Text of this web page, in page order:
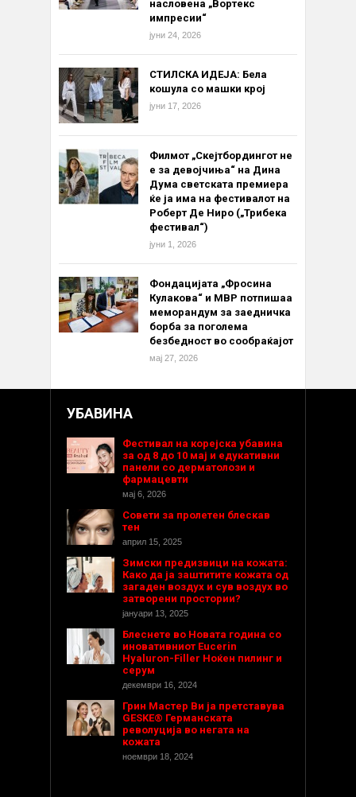
насловена „Вортекс
импресии“
јуни 24, 2026
СТИЛСКА ИДЕЈА: Бела
кошула со машки крој
јуни 17, 2026
Филмот „Скејтбордингот не
е за девојчиња“ на Дина
Дума светската премиера
ќе ја има на фестивалот на
Роберт Де Ниро („Трибека
фестивал“)
јуни 1, 2026
Фондацијата „Фросина
Кулакова“ и МВР потпишаа
меморандум за заедничка
борба за поголема
безбедност во сообраќајот
мај 27, 2026
УБАВИНА
Фестивал на корејска убавина
за од 8 до 10 мај и едукативни
панели со дерматолози и
фармацевти
мај 6, 2026
Совети за пролетен блескав
тен
април 15, 2025
Зимски предизвици на кожата:
Како да ја заштитите кожата од
загаден воздух и сув воздух во
затворени простории?
јануари 13, 2025
Блеснете во Новата година со
иновативниот Eucerin
Hyaluron-Filler Ноќен пилинг и
серум
декември 16, 2024
Грин Мастер Ви ја претставува
GESKE® Германската
револуција во негата на
кожата
ноември 18, 2024